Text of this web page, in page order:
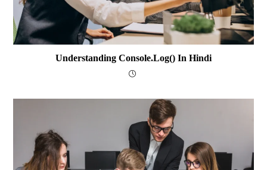
Understanding Console.log() In Hindi